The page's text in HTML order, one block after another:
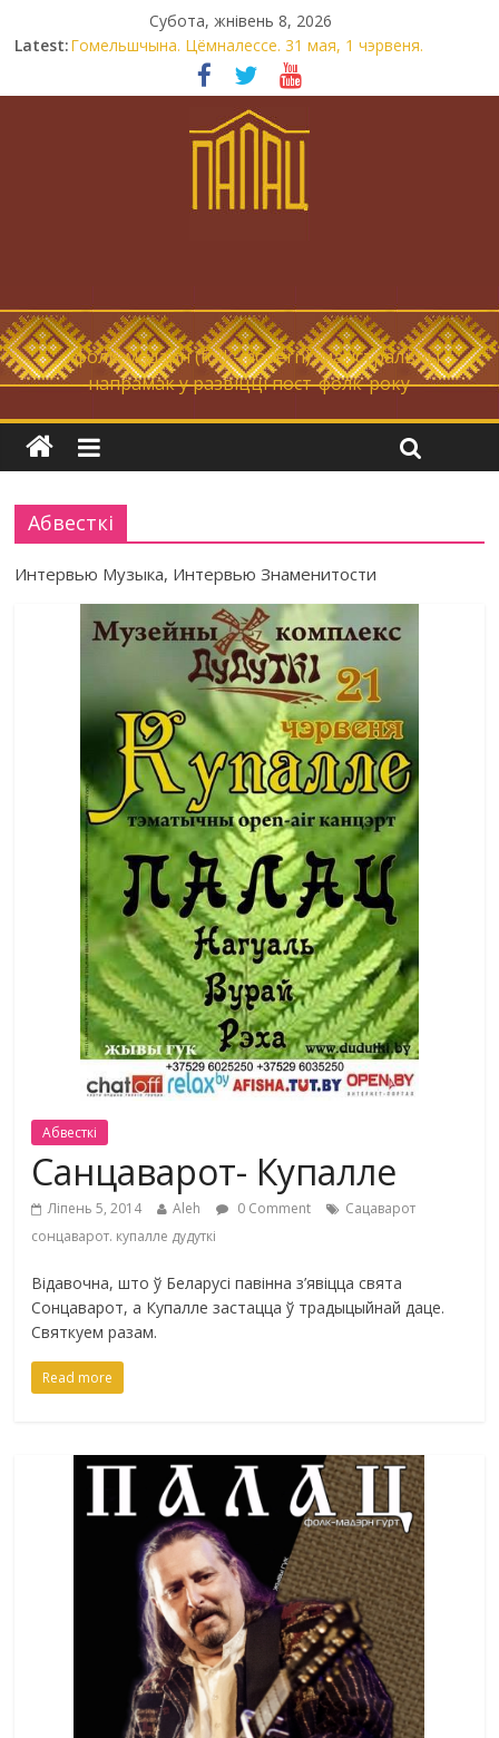
Субота, жнівень 8, 2026
Latest:Гомельшчына. Цёмналессе. 31 мая, 1 чэрвеня.
Нічога не дарэмна. Невыносна балюча нараджаецца
беларуская палітычная нацыя.
Запрашаем у інтравертнасць
… фолк-мадэрн (folk-modern), магістральны
напрамак у развіцці пост-фолк-року
Абвесткі
Интервью Музыка, Интервью Знаменитости
Абвесткі
Санцаварот- Купалле
Ліпень 5, 2014 Aleh 0 Comment
Сацаварот
сонцаварот. купалле дудуткі
Відавочна, што ў Беларусі павінна з’явіцца свята
Сонцаварот, а Купалле застацца ў традыцыйнай даце.
Святкуем разам.
Read more